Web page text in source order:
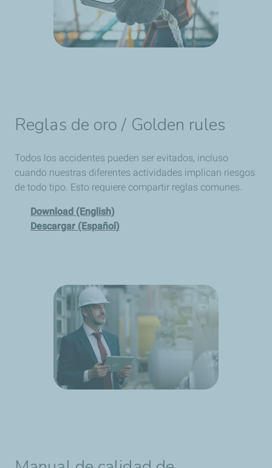
Reglas de oro / Golden rules
Todos los accidentes pueden ser evitados, incluso
cuando nuestras diferentes actividades implican riesgos
de todo tipo. Esto requiere compartir reglas comunes.
Download (English)
Descargar (Español)